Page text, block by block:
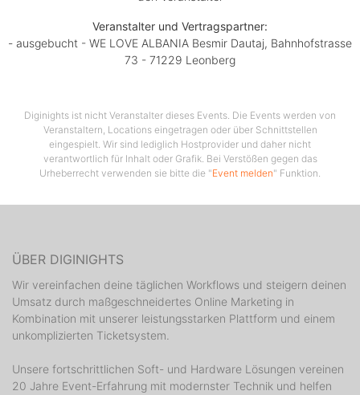
Veranstalter und Vertragspartner:
- ausgebucht - WE LOVE ALBANIA Besmir Dautaj, Bahnhofstrasse
73 - 71229 Leonberg
Diginights ist nicht Veranstalter dieses Events. Die Events werden von
Veranstaltern, Locations eingetragen oder über Schnittstellen
eingespielt. Wir sind lediglich Hostprovider und daher nicht
verantwortlich für Inhalt oder Grafik. Bei Verstößen gegen das
Urheberrecht verwenden sie bitte die "Event melden" Funktion.
ÜBER DIGINIGHTS
Wir vereinfachen deine täglichen Workflows und steigern deinen
Umsatz durch maßgeschneidertes Online Marketing in
Kombination mit unserer leistungsstarken Plattform und einem
unkomplizierten Ticketsystem.
Unsere fortschrittlichen Soft- und Hardware Lösungen vereinen
20 Jahre Event-Erfahrung mit modernster Technik und helfen